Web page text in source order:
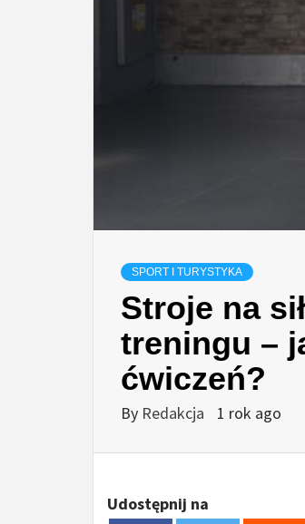
SPORT I TURYSTYKA
Stroje na
treningu –
ćwiczeń?
By Redakcja 1 rok ago
Udostępnij na